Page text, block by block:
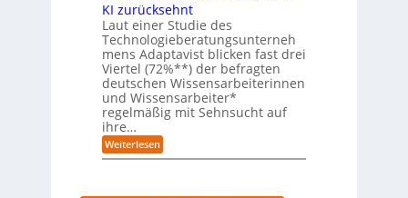
u
f
K
I
-
A
g
e
n
t
e
n
ä
u
f
e
v
e
r
ä
n
d
r
n
s
s
i
s
t
e
n
t
e
n
a
l
s
KI zurücksehnt
Laut einer Studie des
Technologieberatungsunterneh
mens Adaptavist blicken fast drei
Viertel (72%**) der befragten
deutschen Wissensarbeiterinnen
und Wissensarbeiter*
regelmäßig mit Sehnsucht auf
ihre…
Weiterlesen:
W
u